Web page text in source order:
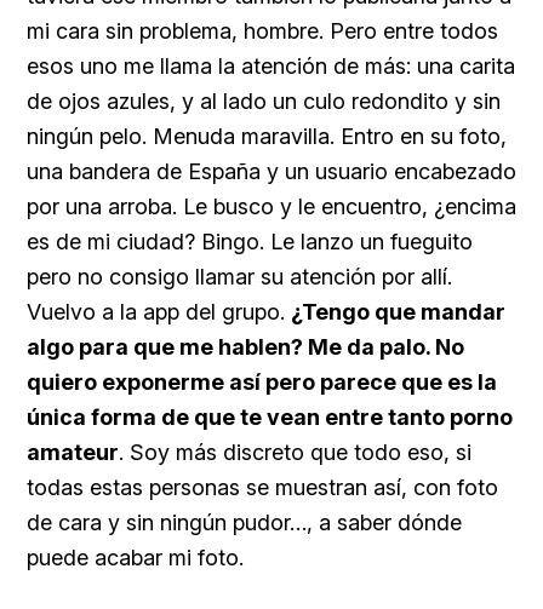
mi cara sin problema, hombre. Pero entre todos
esos uno me llama la atención de más: una carita
de ojos azules, y al lado un culo redondito y sin
ningún pelo. Menuda maravilla. Entro en su foto,
una bandera de España y un usuario encabezado
por una arroba. Le busco y le encuentro, ¿encima
es de mi ciudad? Bingo. Le lanzo un fueguito
pero no consigo llamar su atención por allí.
Vuelvo a la app del grupo. ¿Tengo que mandar
algo para que me hablen? Me da palo. No
quiero exponerme así pero parece que es la
única forma de que te vean entre tanto porno
amateur. Soy más discreto que todo eso, si
todas estas personas se muestran así, con foto
de cara y sin ningún pudor…, a saber dónde
puede acabar mi foto.